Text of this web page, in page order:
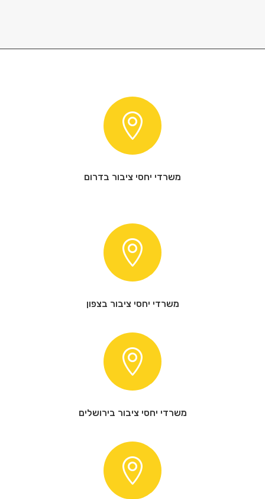

משרדי יחסי ציבור בדרום

משרדי יחסי ציבור בצפון

משרדי יחסי ציבור בירושלים
